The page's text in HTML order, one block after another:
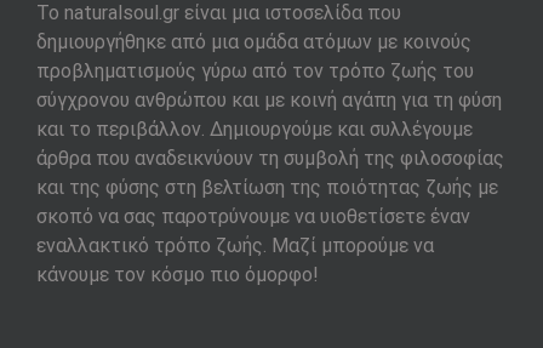
To naturalsoul.gr είναι μια ιστοσελίδα που
δημιουργήθηκε από μια ομάδα ατόμων με κοινούς
προβληματισμούς γύρω από τον τρόπο ζωής του
σύγχρονου ανθρώπου και με κοινή αγάπη για τη φύση
και το περιβάλλον. Δημιουργούμε και συλλέγουμε
άρθρα που αναδεικνύουν τη συμβολή της φιλοσοφίας
και της φύσης στη βελτίωση της ποιότητας ζωής με
σκοπό να σας παροτρύνουμε να υιοθετίσετε έναν
εναλλακτικό τρόπο ζωής. Μαζί μπορούμε να
κάνουμε τον κόσμο πιο όμορφο!